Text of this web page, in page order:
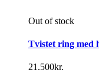
Out of stock
Tvistet ring med
21.500kr.